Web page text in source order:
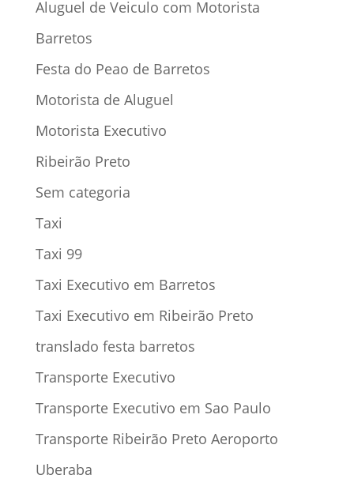
Aluguel de Veiculo com Motorista
Barretos
Festa do Peao de Barretos
Motorista de Aluguel
Motorista Executivo
Ribeirão Preto
Sem categoria
Taxi
Taxi 99
Taxi Executivo em Barretos
Taxi Executivo em Ribeirão Preto
translado festa barretos
Transporte Executivo
Transporte Executivo em Sao Paulo
Transporte Ribeirão Preto Aeroporto
Uberaba